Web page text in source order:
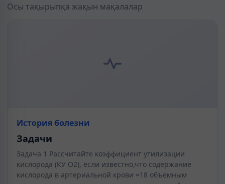
Осы тақырыпқа жақын мақалалар
История болезни
Задачи
Задача 1 Рассчитайте коэффициент утилизации
кислорода (КУ О2), если известно,что содержание
кислорода в артериальной крови =18 объемным